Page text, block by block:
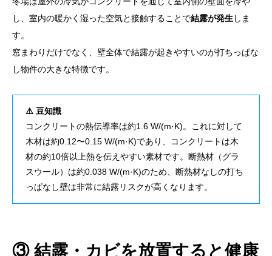
し、室内の暖かく湿った空気と接触することで結露が発生しま
す。
窓まわりだけでなく、壁全体で結露が起きやすいのが打ちっぱな
し物件の大きな特徴です。
⚠️ 豆知識
コンクリートの熱伝導率は約1.6 W/(m·K)。これに対して
木材は約0.12〜0.15 W/(m·K)であり、コンクリートは木
材の約10倍以上熱を伝えやすい素材です。断熱材（グラ
スウール）は約0.038 W/(m·K)のため、断熱材なしの打ち
っぱなし壁は非常に結露リスクが高くなります。
③ 結露・カビを放置すると健康